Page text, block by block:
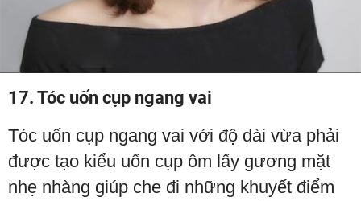
17. Tóc uốn cụp ngang vai
Tóc uốn cụp ngang vai với độ dài vừa phải
được tạo kiểu uốn cụp ôm lấy gương mặt
nhẹ nhàng giúp che đi những khuyết điểm